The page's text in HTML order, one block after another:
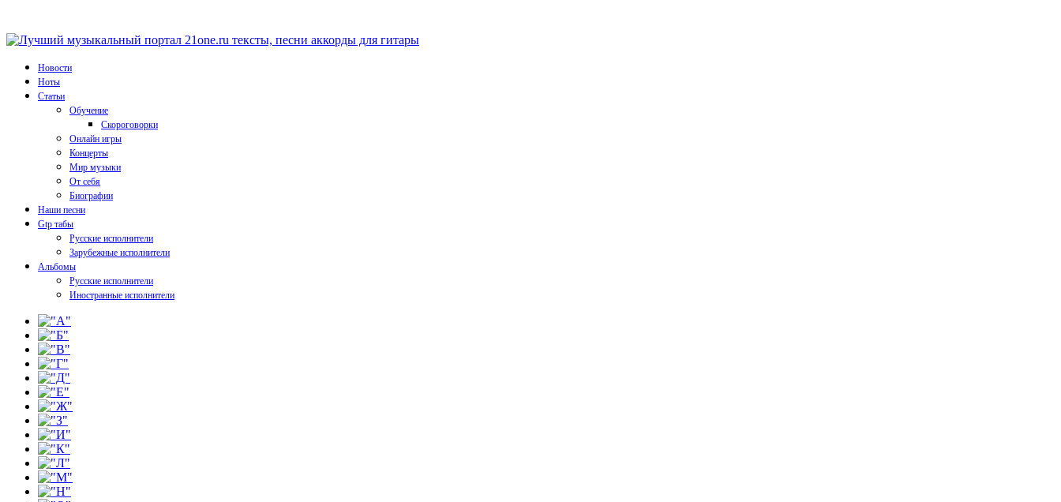
Новости
Ноты
Статьи
Обучение
Скороговорки
Онлайн игры
Концерты
Мир музыки
От себя
Биографии
Наши песни
Gtp табы
Русские исполнители
Зарубежные исполнители
Альбомы
Русские исполнители
Иностранные исполнители